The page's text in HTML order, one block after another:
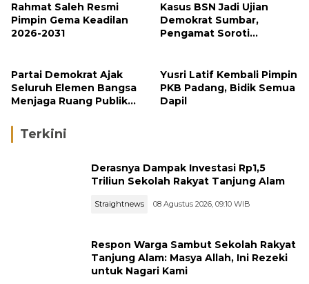
Rahmat Saleh Resmi
Pimpin Gema Keadilan
2026-2031
Kasus BSN Jadi Ujian
Demokrat Sumbar,
Pengamat Soroti
Bermasalah
Partai Demokrat Ajak
Seluruh Elemen Bangsa
Menjaga Ruang Publik
Beradab
Yusri Latif Kembali Pimpin
PKB Padang, Bidik Semua
Dapil
Terkini
Derasnya Dampak Investasi Rp1,5
Triliun Sekolah Rakyat Tanjung Alam
Straightnews 08 Agustus 2026, 09:10 WIB
Respon Warga Sambut Sekolah Rakyat
Tanjung Alam: Masya Allah, Ini Rezeki
untuk Nagari Kami